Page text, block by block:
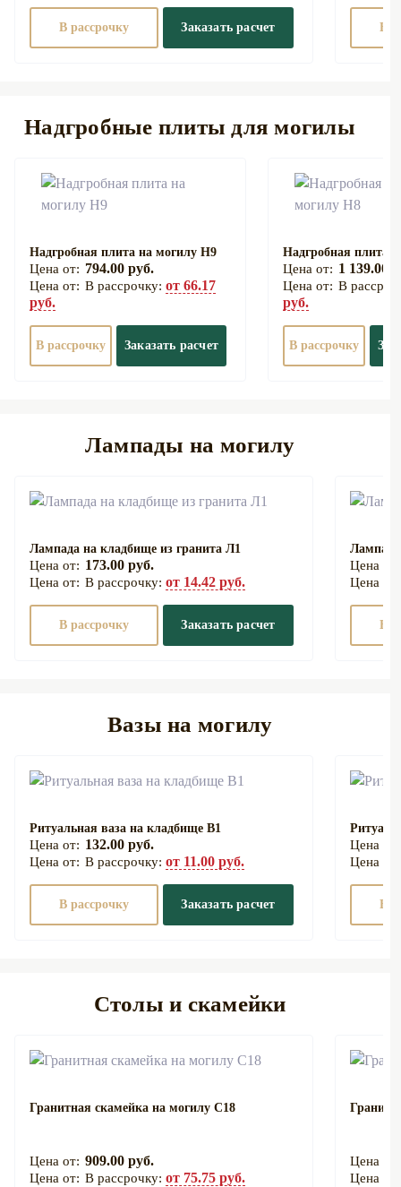
В рассрочку Заказать расчет В
Надгробные плиты для могилы
Надгробная плита на могилу Н9
794.00 руб.
В рассрочку: от 66.17
руб.
В рассрочку Заказать расчет
Надгробная плита
1 139.00
В
руб.
В рассрочку
Лампады на могилу
Лампада на кладбище из гранита Л1
173.00 руб.
В рассрочку: от 14.42 руб.
В рассрочку Заказать расчет В
Вазы на могилу
Ритуальная ваза на кладбище В1
132.00 руб.
В рассрочку: от 11.00 руб.
В рассрочку Заказать расчет В
Столы и скамейки
Гранитная скамейка на могилу С18
909.00 руб.
В рассрочку: от 75.75 руб.